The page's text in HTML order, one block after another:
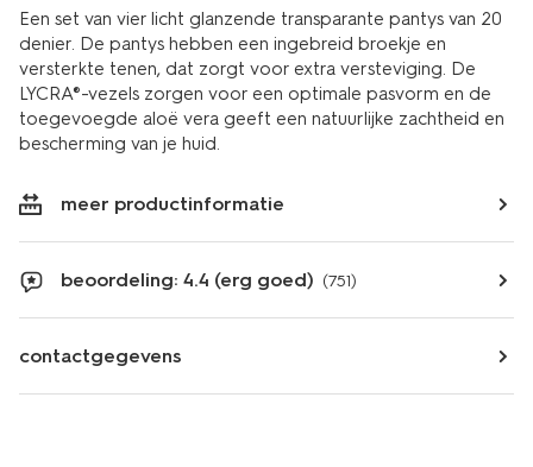
Een set van vier licht glanzende transparante pantys van 20
denier. De pantys hebben een ingebreid broekje en
versterkte tenen, dat zorgt voor extra versteviging. De
LYCRA®-vezels zorgen voor een optimale pasvorm en de
toegevoegde aloë vera geeft een natuurlijke zachtheid en
bescherming van je huid.
meer productinformatie
beoordeling: 4.4 (erg goed) (751)
contactgegevens